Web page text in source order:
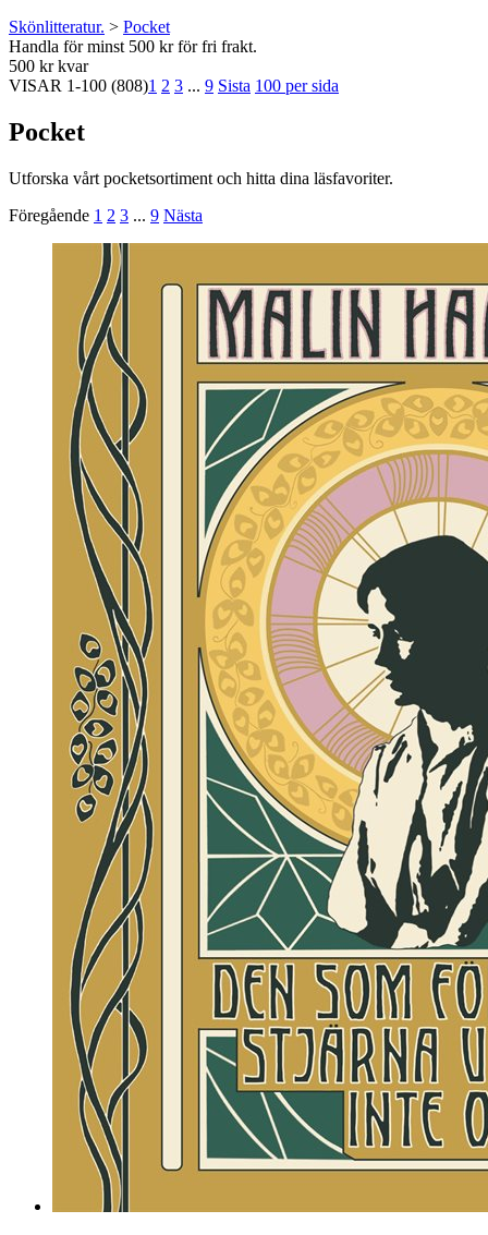
Skönlitteratur. > Pocket
Handla för minst 500 kr för fri frakt.
500 kr kvar
VISAR 1-100 (808)1 2 3 ... 9 Sista 100 per sida
Pocket
Utforska vårt pocketsortiment och hitta dina läsfavoriter.
Föregående 1 2 3 ... 9 Nästa